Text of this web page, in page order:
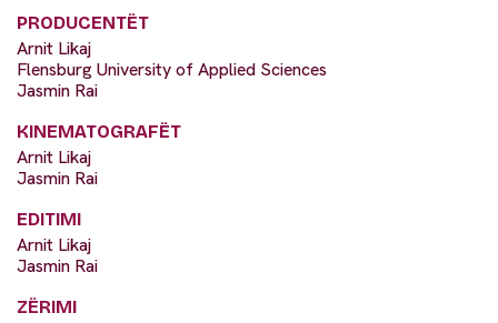
PRODUCENTËT
Arnit Likaj
Flensburg University of Applied Sciences
Jasmin Rai
KINEMATOGRAFËT
Arnit Likaj
Jasmin Rai
EDITIMI
Arnit Likaj
Jasmin Rai
ZËRIMI